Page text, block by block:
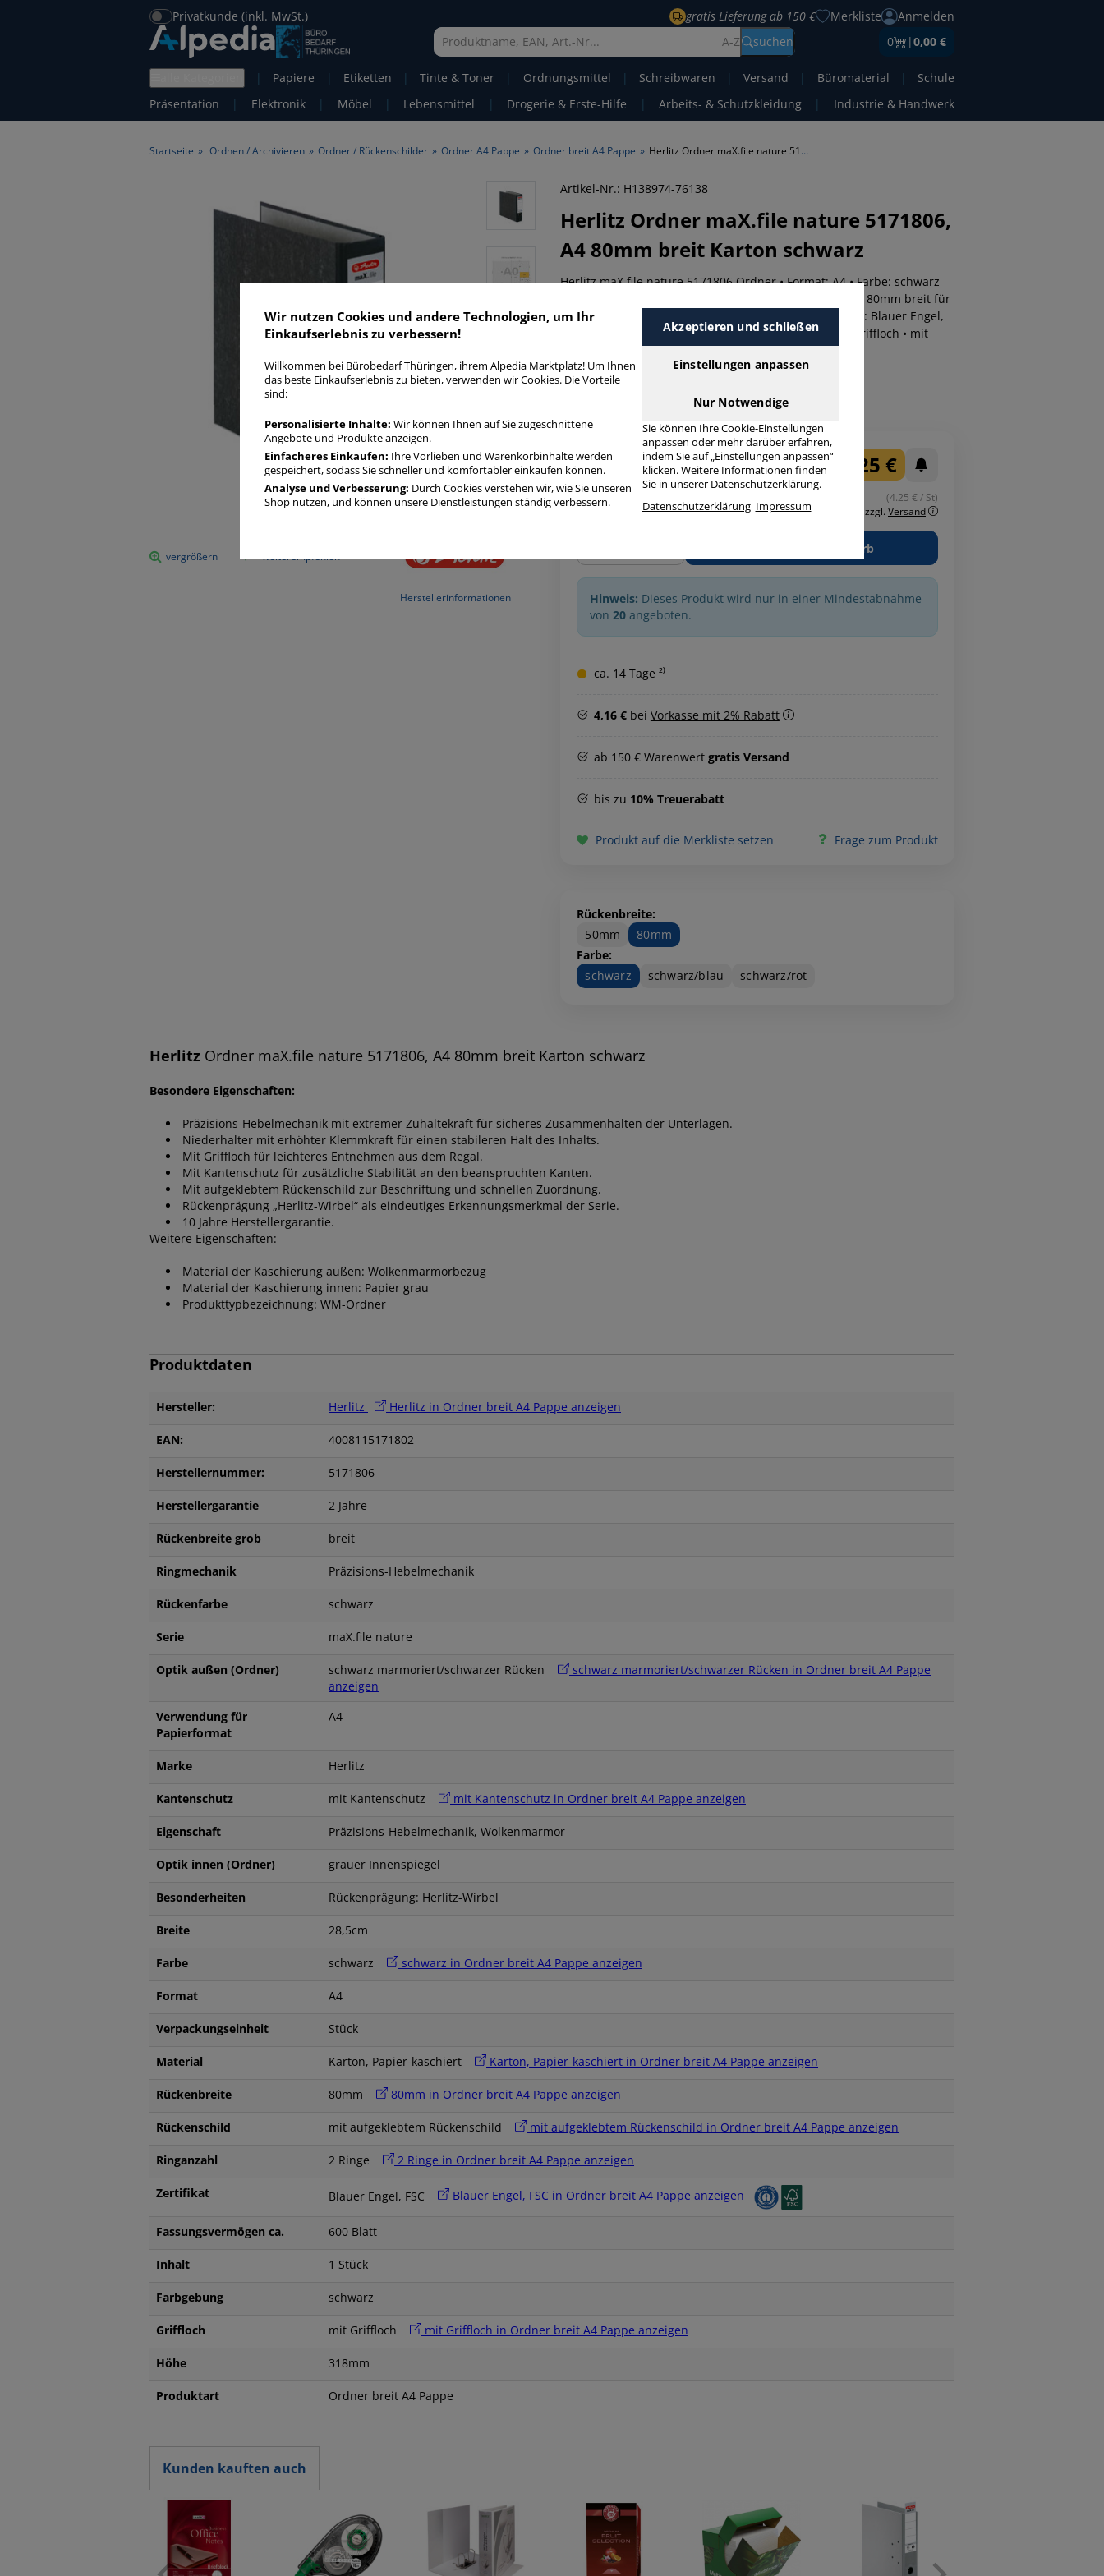
Privatkunde (inkl. MwSt.) gratis Lieferung ab 150 € Merkliste
Anmelden
A-Z
suchen 0 |0,00 €
| Papiere | Etiketten | Tinte & Toner | Ordnungsmittel | Schreibwaren | Versand | Büromaterial |
Schule
Präsentation
| Elektronik | Möbel | Lebensmittel | Drogerie & Erste-Hilfe | Arbeits- & Schutzkleidung | Industrie & Handwerk
Startseite » Ordnen / Archivieren » Ordner / Rückenschilder » Ordner A4 Pappe » Ordner breit A4 Pappe » Herlitz Ordner maX.file nature 5171806, A4 80mm breit Karton schwarz
Herstellerinformationen
vergrößern weiterempfehlen
Artikel-Nr.: H138974-76138
Herlitz Ordner maX.file nature 5171806,
A4 80mm breit Karton schwarz
Herlitz maX.file nature 5171806 Ordner • Format: A4 • Farbe: schwarz
schwarz marmoriert/schwarzer Rücken • Rückenbreite: 80mm breit für
600 Blatt • Material: Karton, Papier-kaschiert • Zertifikat: Blauer Engel,
FSC • Ringmechanik: Präzisions-Hebelmechanik • mit Griffloch • mit
Artikelbeschreibung
Produktdaten
4,25 €
(4.25 € / St)
zzgl. Versand
in den Warenkorb
Hinweis: Dieses Produkt wird nur in einer Mindestabnahme
von20 angeboten.
ca. 14 Tage ²⁾
4,16 €bei Vorkasse mit 2% Rabatt
ab 150 € Warenwert gratis Versand
bis zu 10% Treuerabatt
Produkt auf die Merkliste setzen Frage zum Produkt
Rückenbreite:
50mm
80mm
Farbe:
schwarz
schwarz/blau schwarz/rot
Herlitz Ordner maX.file nature 5171806, A4 80mm breit Karton schwarz
Besondere Eigenschaften:
Präzisions-Hebelmechanik mit extremer Zuhaltekraft für sicheres Zusammenhalten der Unterlagen.
Niederhalter mit erhöhter Klemmkraft für einen stabileren Halt des Inhalts.
Mit Griffloch für leichteres Entnehmen aus dem Regal.
Mit Kantenschutz für zusätzliche Stabilität an den beanspruchten Kanten.
Mit aufgeklebtem Rückenschild zur Beschriftung und schnellen Zuordnung.
Rückenprägung „Herlitz-Wirbel“ als eindeutiges Erkennungsmerkmal der Serie.
10 Jahre Herstellergarantie.
Weitere Eigenschaften:
Material der Kaschierung außen: Wolkenmarmorbezug
Material der Kaschierung innen: Papier grau
Produkttypbezeichnung: WM-Ordner
Produktdaten
Hersteller: Herlitz Herlitz in Ordner breit A4 Pappe anzeigen
EAN: 4008115171802
Herstellernummer: 5171806
Herstellergarantie 2 Jahre
Rückenbreite grob breit
Ringmechanik Präzisions-Hebelmechanik
Rückenfarbe schwarz
Serie maX.file nature
Optik außen (Ordner) schwarz marmoriert/schwarzer Rücken
schwarz marmoriert/schwarzer Rücken in Ordner breit A4 Pappe
anzeigen
Verwendung für
Papierformat
A4
Marke Herlitz
Kantenschutz mit Kantenschutz mit Kantenschutz in Ordner breit A4 Pappe anzeigen
Eigenschaft Präzisions-Hebelmechanik, Wolkenmarmor
Optik innen (Ordner) grauer Innenspiegel
Besonderheiten Rückenprägung: Herlitz-Wirbel
Breite 28,5cm
Farbe schwarz schwarz in Ordner breit A4 Pappe anzeigen
Format A4
Verpackungseinheit Stück
Material Karton, Papier-kaschiert Karton, Papier-kaschiert in Ordner breit A4 Pappe anzeigen
Rückenbreite 80mm 80mm in Ordner breit A4 Pappe anzeigen
Rückenschild mit aufgeklebtem Rückenschild mit aufgeklebtem Rückenschild in Ordner breit A4 Pappe anzeigen
Ringanzahl 2 Ringe 2 Ringe in Ordner breit A4 Pappe anzeigen
Zertifikat Blauer Engel, FSC Blauer Engel, FSC in Ordner breit A4 Pappe anzeigen
Fassungsvermögen ca. 600 Blatt
Inhalt 1 Stück
Farbgebung schwarz
Griffloch mit Griffloch mit Griffloch in Ordner breit A4 Pappe anzeigen
Höhe 318mm
Produktart Ordner breit A4 Pappe
Kunden kauften auch
Wir nutzen Cookies und andere Technologien, um Ihr
Einkaufserlebnis zu verbessern!
Willkommen bei Bürobedarf Thüringen, ihrem Alpedia Marktplatz! Um Ihnen
das beste Einkaufserlebnis zu bieten, verwenden wir Cookies. Die Vorteile
sind:
Personalisierte Inhalte: Wir können Ihnen auf Sie zugeschnittene
Angebote und Produkte anzeigen.
Einfacheres Einkaufen: Ihre Vorlieben und Warenkorbinhalte werden
gespeichert, sodass Sie schneller und komfortabler einkaufen können.
Analyse und Verbesserung: Durch Cookies verstehen wir, wie Sie unseren
Shop nutzen, und können unsere Dienstleistungen ständig verbessern.
Akzeptieren und schließen
Einstellungen anpassen
Nur Notwendige
Sie können Ihre Cookie-Einstellungen
anpassen oder mehr darüber erfahren,
indem Sie auf „Einstellungen anpassen“
klicken. Weitere Informationen finden
Sie in unserer Datenschutzerklärung.
Datenschutzerklärung Impressum